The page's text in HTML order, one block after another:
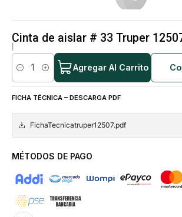
Cinta de aislar # 33 Truper
Cantidad
Agregar Al Carrito
FICHA TÉCNICA – DESCARGA PDF
FichaTecnicatruper12507.pdf
MÉTODOS DE PAGO